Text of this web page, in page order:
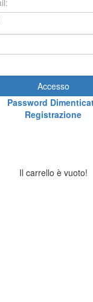
Accesso
Password
Registrazione
Il carrello è vuoto!